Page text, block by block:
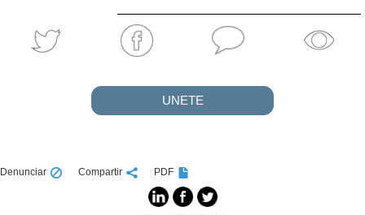
UNETE
Denunciar Compartir PDF